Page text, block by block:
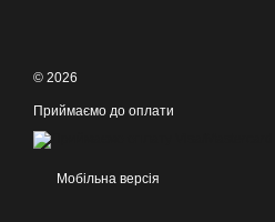
© 2026
Приймаємо до оплати
Мобільна версія